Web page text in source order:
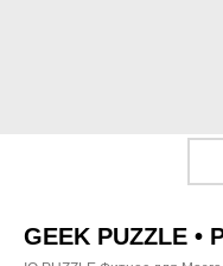
GEEK PUZZLE •